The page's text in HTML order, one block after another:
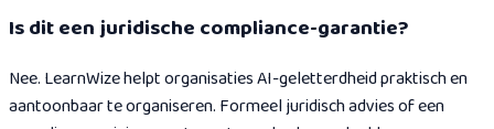
Is dit een juridische compliance-garantie?
Nee. LearnWize helpt organisaties AI-geletterdheid praktisch en
aantoonbaar te organiseren. Formeel juridisch advies of een